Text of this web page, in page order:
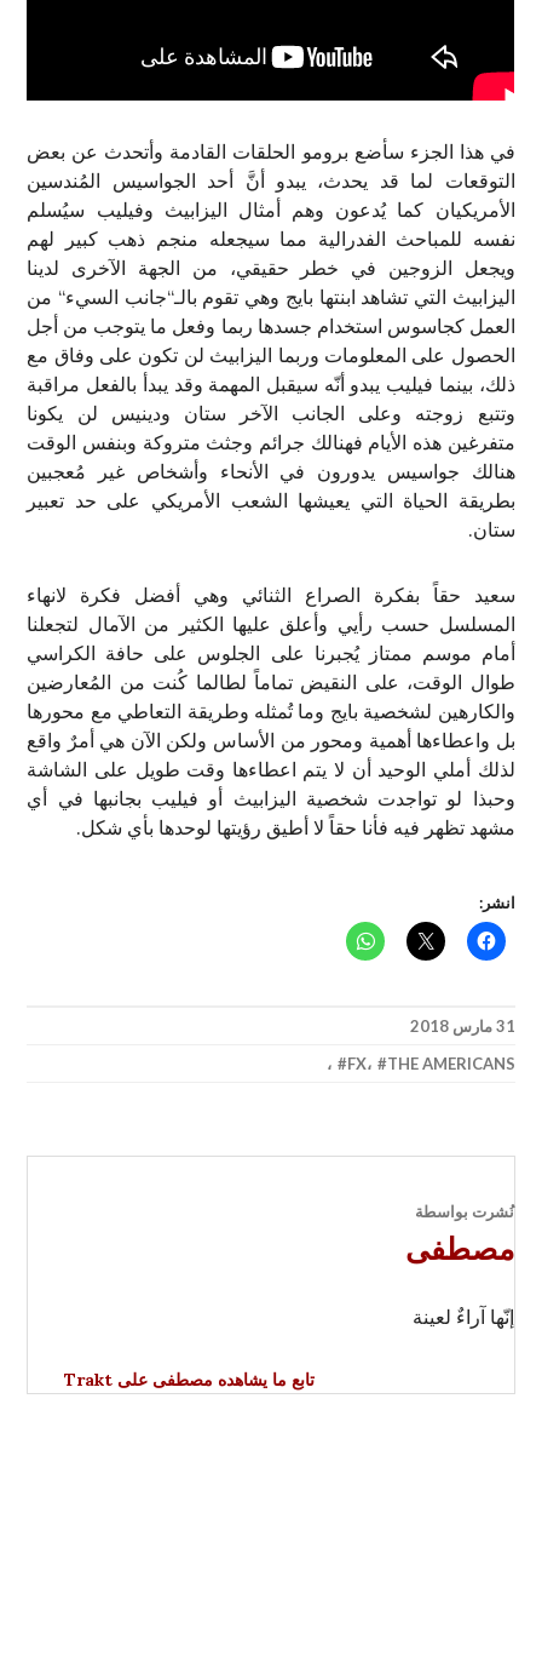
في هذا الجزء سأضع برومو الحلقات القادمة وأتحدث عن بعض
التوقعات لما قد يحدث، يبدو أنَّ أحد الجواسيس المُندسين
الأمريكيان كما يُدعون وهم أمثال اليزابيث وفيليب سيُسلم
نفسه للمباحث الفدرالية مما سيجعله منجم ذهب كبير لهم
ويجعل الزوجين في خطر حقيقي، من الجهة الآخرى لدينا
اليزابيث التي تشاهد ابنتها بايج وهي تقوم بالـ“جانب السيء“ من
العمل كجاسوس استخدام جسدها ربما وفعل ما يتوجب من أجل
الحصول على المعلومات وربما اليزابيث لن تكون على وفاق مع
ذلك، بينما فيليب يبدو أنّه سيقبل المهمة وقد يبدأ بالفعل مراقبة
وتتبع زوجته وعلى الجانب الآخر ستان ودينيس لن يكونا
متفرغين هذه الأيام فهنالك جرائم وجثث متروكة وبنفس الوقت
هنالك جواسيس يدورون في الأنحاء وأشخاص غير مُعجبين
بطريقة الحياة التي يعيشها الشعب الأمريكي على حد تعبير
ستان.
سعيد حقاً بفكرة الصراع الثنائي وهي أفضل فكرة لانهاء
المسلسل حسب رأيي وأعلق عليها الكثير من الآمال لتجعلنا
أمام موسم ممتاز يُجبرنا على الجلوس على حافة الكراسي
طوال الوقت، على النقيض تماماً لطالما كُنت من المُعارضين
والكارهين لشخصية بايج وما تُمثله وطريقة التعاطي مع محورها
بل واعطاءها أهمية ومحور من الأساس ولكن الآن هي أمرٌ واقع
لذلك أملي الوحيد أن لا يتم اعطاءها وقت طويل على الشاشة
وحبذا لو تواجدت شخصية اليزابيث أو فيليب بجانبها في أي
مشهد تظهر فيه فأنا حقاً لا أطيق رؤيتها لوحدها بأي شكل.
انشر:
31 مارس 2018
،
FX، THE AMERICANS
نُشرت بواسطة
مصطفى
إنّها آراءٌ لعينة
تابع ما يشاهده مصطفى على Trakt